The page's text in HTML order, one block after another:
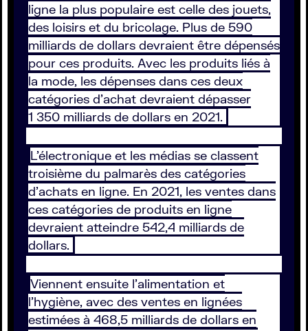
ligne la plus populaire est celle des jouets,
des loisirs et du bricolage. Plus de 590
milliards de dollars devraient être dépensés
pour ces produits. Avec les produits liés à
la mode, les dépenses dans ces deux
catégories d’achat devraient dépasser
1 350 milliards de dollars en 2021.
L'électronique et les médias se classent
troisième du palmarès des catégories
d’achats en ligne. En 2021, les ventes dans
ces catégories de produits en ligne
devraient atteindre 542,4 milliards de
dollars.
Viennent ensuite l’alimentation et
l’hygiène, avec des ventes en lignées
estimées à 468,5 milliards de dollars en